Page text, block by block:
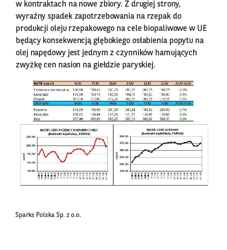
w kontraktach na nowe zbiory. Z drugiej strony,
wyraźny spadek zapotrzebowania na rzepak do
produkcji oleju rzepakowego na cele biopaliwowe w UE
będący konsekwencją głębokiego osłabienia popytu na
olej napędowy jest jednym z czynników hamujących
zwyżkę cen nasion na giełdzie paryskiej.
Sparks Polska Sp. z o.o.